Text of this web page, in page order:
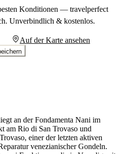
Konditionen — travelperfect
Unverbindlich & kostenlos.
Auf der Karte ansehen
an der Fondamenta Nani im
am Rio di San Trovaso und
einer der letzten aktiven
venezianischer Gondeln.